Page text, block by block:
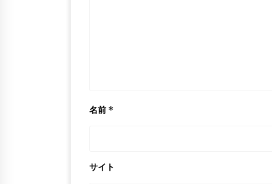
名前 *
サイト